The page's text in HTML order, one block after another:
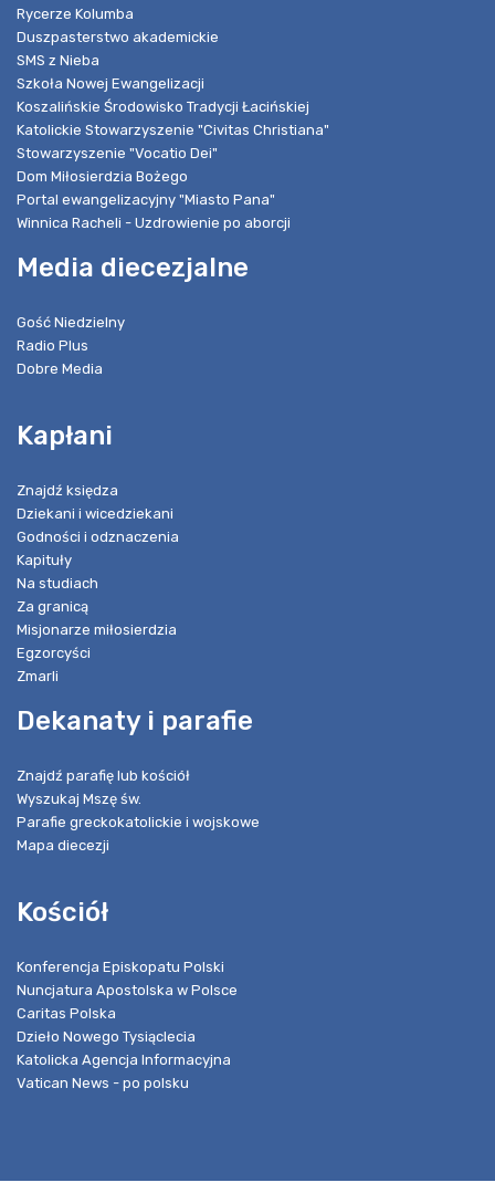
Rycerze Kolumba
Duszpasterstwo akademickie
SMS z Nieba
Szkoła Nowej Ewangelizacji
Koszalińskie Środowisko Tradycji Łacińskiej
Katolickie Stowarzyszenie "Civitas Christiana"
Stowarzyszenie "Vocatio Dei"
Dom Miłosierdzia Bożego
Portal ewangelizacyjny "Miasto Pana"
Winnica Racheli - Uzdrowienie po aborcji
Media diecezjalne
Gość Niedzielny
Radio Plus
Dobre Media
Kapłani
Znajdź księdza
Dziekani i wicedziekani
Godności i odznaczenia
Kapituły
Na studiach
Za granicą
Misjonarze miłosierdzia
Egzorcyści
Zmarli
Dekanaty i parafie
Znajdź parafię lub kościół
Wyszukaj Mszę św.
Parafie greckokatolickie i wojskowe
Mapa diecezji
Kościół
Konferencja Episkopatu Polski
Nuncjatura Apostolska w Polsce
Caritas Polska
Dzieło Nowego Tysiąclecia
Katolicka Agencja Informacyjna
Vatican News - po polsku